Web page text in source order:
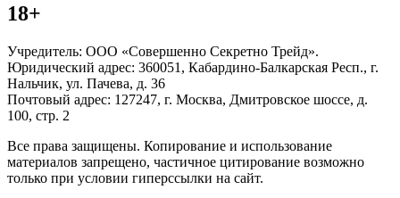
18+
Учредитель: ООО «Совершенно Секретно Трейд».
Юридический адрес: 360051, Кабардино-Балкарская Респ., г.
Нальчик, ул. Пачева, д. 36
Почтовый адрес: 127247, г. Москва, Дмитровское шоссе, д.
100, стр. 2
Все права защищены. Копирование и использование
материалов запрещено, частичное цитирование возможно
только при условии гиперссылки на сайт.